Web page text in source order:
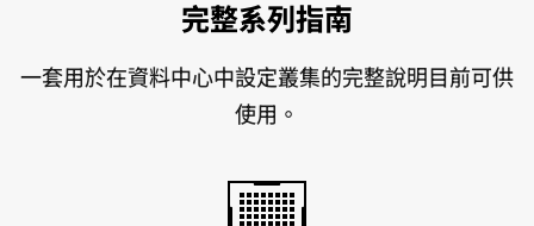
完整系列指南
一套用於在資料中心中設定叢集的完整說明目前可供
使用。